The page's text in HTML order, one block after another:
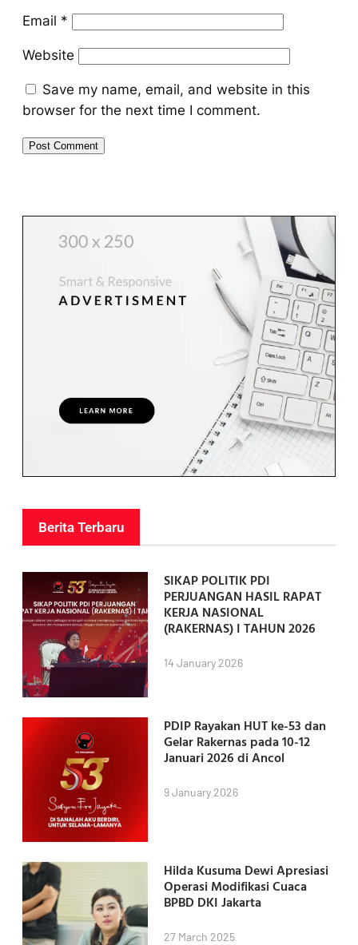
Email *
Website
Save my name, email, and website in this
browser for the next time I comment.
Berita Terbaru
SIKAP POLITIK PDI
PERJUANGAN HASIL RAPAT
KERJA NASIONAL
(RAKERNAS) I TAHUN 2026
14 January 2026
PDIP Rayakan HUT ke-53 dan
Gelar Rakernas pada 10-12
Januari 2026 di Ancol
9 January 2026
Hilda Kusuma Dewi Apresiasi
Operasi Modifikasi Cuaca
BPBD DKI Jakarta
27 March 2025